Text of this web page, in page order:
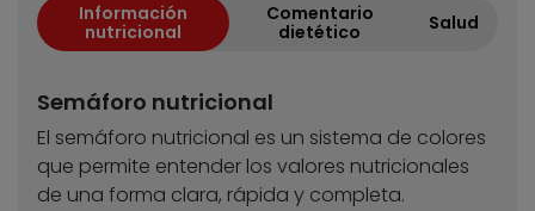
Información
nutricional
Comentario
dietético
Salud
Semáforo nutricional
El semáforo nutricional es un sistema de colores
que permite entender los valores nutricionales
de una forma clara, rápida y completa.